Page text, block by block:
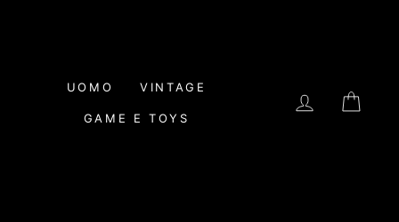
UOMO VINTAGE
GAME E TOYS
INGRESAR